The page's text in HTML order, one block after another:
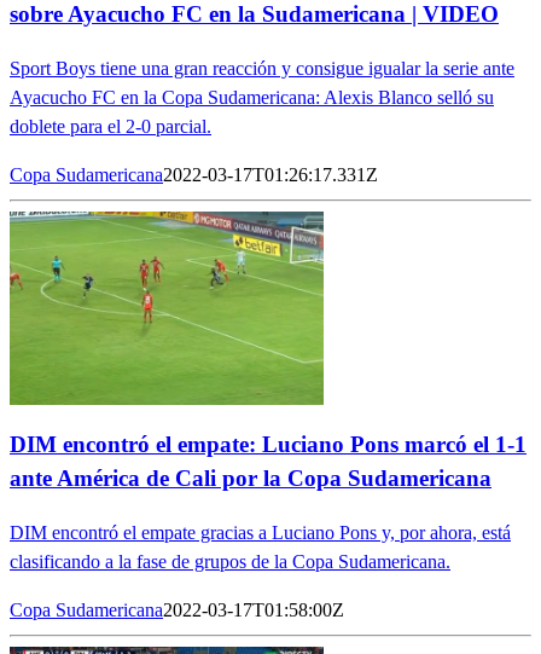
sobre Ayacucho FC en la Sudamericana | VIDEO
Sport Boys tiene una gran reacción y consigue igualar la serie ante
Ayacucho FC en la Copa Sudamericana: Alexis Blanco selló su
doblete para el 2-0 parcial.
Copa Sudamericana2022-03-17T01:26:17.331Z
DIM encontró el empate: Luciano Pons marcó el 1-1
ante América de Cali por la Copa Sudamericana
DIM encontró el empate gracias a Luciano Pons y, por ahora, está
clasificando a la fase de grupos de la Copa Sudamericana.
Copa Sudamericana2022-03-17T01:58:00Z